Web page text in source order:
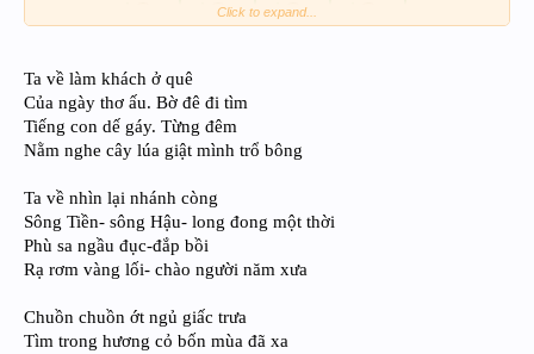
Click to expand...
Ta về làm khách ở quê
Của ngày thơ ấu. Bờ đê đi tìm
Tiếng con dế gáy. Từng đêm
Nằm nghe cây lúa giật mình trổ bông
Ta về nhìn lại nhánh còng
Sông Tiền- sông Hậu- long đong một thời
Phù sa ngầu đục-đắp bồi
Rạ rơm vàng lối- chào người năm xưa
Chuồn chuồn ớt ngủ giấc trưa
Tìm trong hương cỏ bốn mùa đã xa